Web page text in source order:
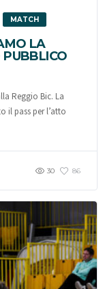
MATCH
LA
Reggio Bic. La
il pass per l’atto
30 86